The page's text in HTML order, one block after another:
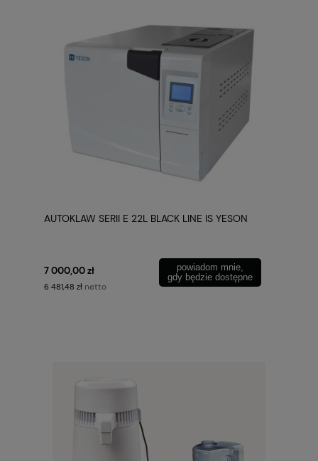
AUTOKLAW SERII E 22L BLACK LINE IS YESON
7 000,00 zł
6 481,48 zł netto
powiadom mnie,
gdy będzie dostępne